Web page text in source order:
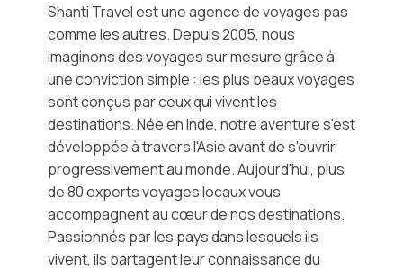
Shanti Travel est une agence de voyages pas
comme les autres. Depuis 2005, nous
imaginons des voyages sur mesure grâce à
une conviction simple : les plus beaux voyages
sont conçus par ceux qui vivent les
destinations. Née en Inde, notre aventure s'est
développée à travers l'Asie avant de s'ouvrir
progressivement au monde. Aujourd'hui, plus
de 80 experts voyages locaux vous
accompagnent au cœur de nos destinations.
Passionnés par les pays dans lesquels ils
vivent, ils partagent leur connaissance du